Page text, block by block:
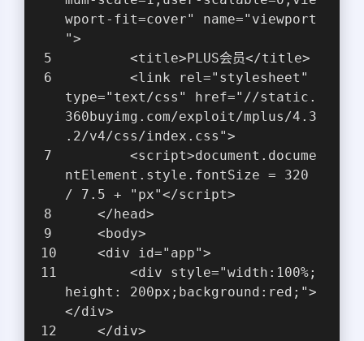
wport-fit=cover" name="viewport
">
        <title>PLUS会员</title>
type="text/css" href="//static.
360buyimg.com/exploit/mplus/4.3
.2/v4/css/index.css">
ntElement.style.fontSize = 320
/ 7.5 + "px"</script>
    </head>
    <body>
    <div id="app">
height: 200px;background:red;">
</div>
    </div>